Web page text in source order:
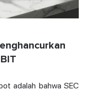
adalah bahwa SEC